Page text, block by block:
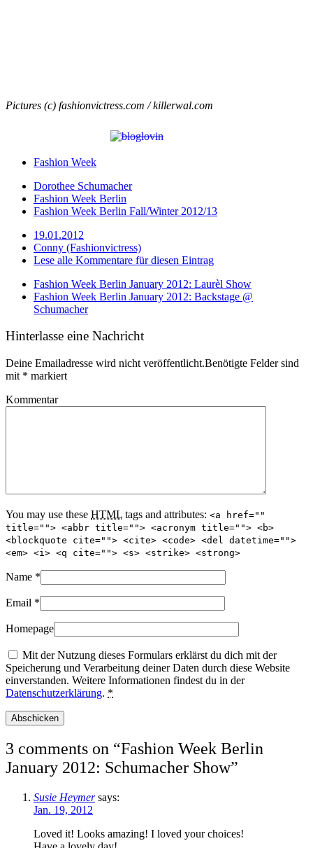
Pictures (c) fashionvictress.com / killerwal.com
Fashion Week
Dorothee Schumacher
Fashion Week Berlin
Fashion Week Berlin Fall/Winter 2012/13
19.01.2012
Conny (Fashionvictress)
Lese alle Kommentare für diesen Eintrag
Fashion Week Berlin January 2012: Laurèl Show
Fashion Week Berlin January 2012: Backstage @
Schumacher
Hinterlasse eine Nachricht
Deine Emailadresse wird nicht veröffentlicht.Benötigte Felder sind
mit * markiert
Kommentar
You may use these HTML tags and attributes: <a href=""
title=""> <abbr title=""> <acronym title=""> <b>
<blockquote cite=""> <cite> <code> <del datetime="">
<em> <i> <q cite=""> <s> <strike> <strong>
Name *
Email *
Homepage
Mit der Nutzung dieses Formulars erklärst du dich mit der
Speicherung und Verarbeitung deiner Daten durch diese Website
einverstanden. Weitere Informationen findest du in der
Datenschutzerklärung. *
3 comments on “Fashion Week Berlin
January 2012: Schumacher Show”
Susie Heymer says:
Jan. 19, 2012
Loved it! Looks amazing! I loved your choices!